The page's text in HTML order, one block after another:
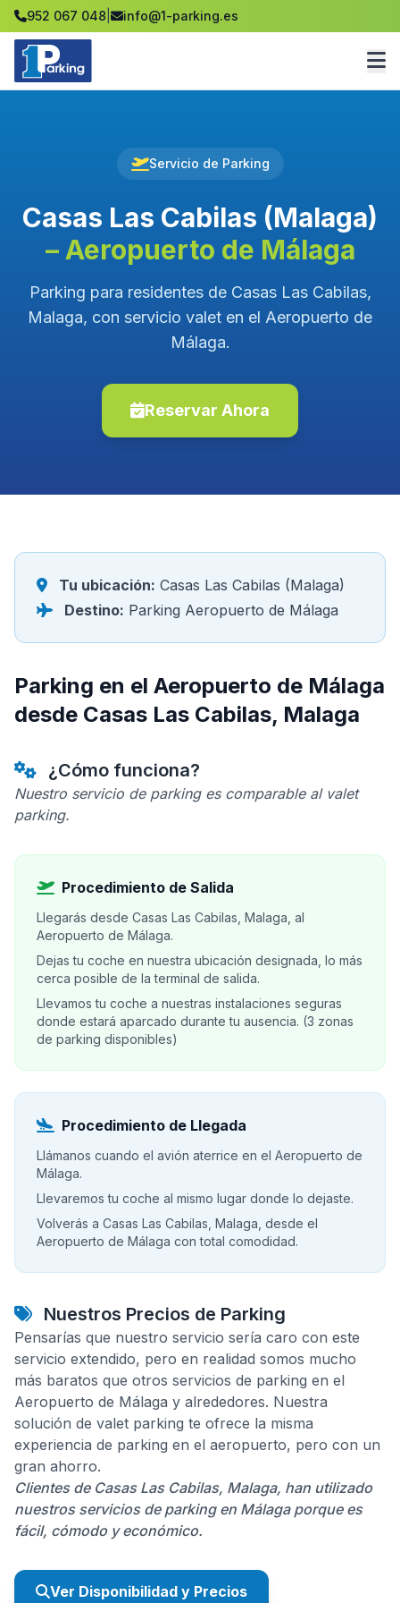
952 067 048 info@1-parking.es
Servicio de Parking
Casas Las Cabilas (Malaga)
– Aeropuerto de Málaga
Parking para residentes de Casas Las Cabilas,
Malaga, con servicio valet en el Aeropuerto de
Málaga.
Reservar Ahora
Tu ubicación: Casas Las Cabilas (Malaga)
Destino: Parking Aeropuerto de Málaga
Parking en el Aeropuerto de Málaga
desde Casas Las Cabilas, Malaga
¿Cómo funciona?
Nuestro servicio de parking es comparable al valet
parking.
Procedimiento de Salida
Llegarás desde Casas Las Cabilas, Malaga, al
Aeropuerto de Málaga.
Dejas tu coche en nuestra ubicación designada, lo más
cerca posible de la terminal de salida.
Llevamos tu coche a nuestras instalaciones seguras
donde estará aparcado durante tu ausencia. (3 zonas
de parking disponibles)
Procedimiento de Llegada
Llámanos cuando el avión aterrice en el Aeropuerto de
Málaga.
Llevaremos tu coche al mismo lugar donde lo dejaste.
Volverás a Casas Las Cabilas, Malaga, desde el
Aeropuerto de Málaga con total comodidad.
Nuestros Precios de Parking
Pensarías que nuestro servicio sería caro con este
servicio extendido, pero en realidad somos mucho
más baratos que otros servicios de parking en el
Aeropuerto de Málaga y alrededores. Nuestra
solución de valet parking te ofrece la misma
experiencia de parking en el aeropuerto, pero con un
gran ahorro.
Clientes de Casas Las Cabilas, Malaga, han utilizado
nuestros servicios de parking en Málaga porque es
fácil, cómodo y económico.
Ver Disponibilidad y Precios